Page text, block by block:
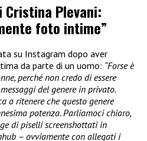
Cristina Plevani:
foto intime”
su Instagram dopo aver
da parte di un uomo: “Forse è
perché non credo di essere
del genere in privato.
a ritenere che questo genere
potenza. Parliamoci chiaro,
di piselli screenshottati in
– ovviamente con allegati i